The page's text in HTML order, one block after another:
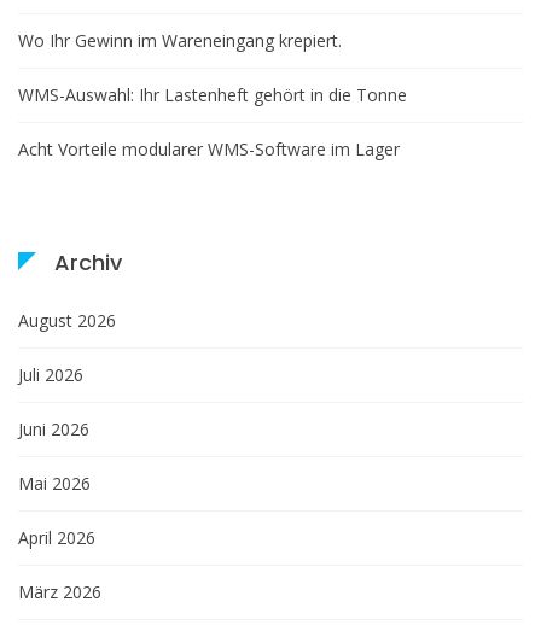
Wo Ihr Gewinn im Wareneingang krepiert.
WMS-Auswahl: Ihr Lastenheft gehört in die Tonne
Acht Vorteile modularer WMS-Software im Lager
Archiv
August 2026
Juli 2026
Juni 2026
Mai 2026
April 2026
März 2026